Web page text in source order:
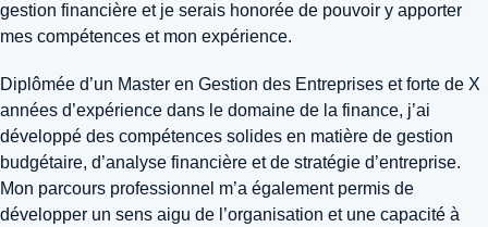
gestion financière et je serais honorée de pouvoir y apporter
mes compétences et mon expérience.
Diplômée d’un Master en Gestion des Entreprises et forte de X
années d’expérience dans le domaine de la finance, j’ai
développé des compétences solides en matière de gestion
budgétaire, d’analyse financière et de stratégie d’entreprise.
Mon parcours professionnel m’a également permis de
développer un sens aigu de l’organisation et une capacité à